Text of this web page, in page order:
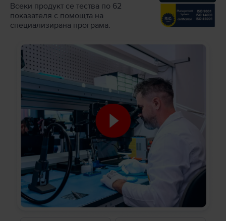
Всеки продукт се тества по 62
показателя с помощта на
специализирана програма.